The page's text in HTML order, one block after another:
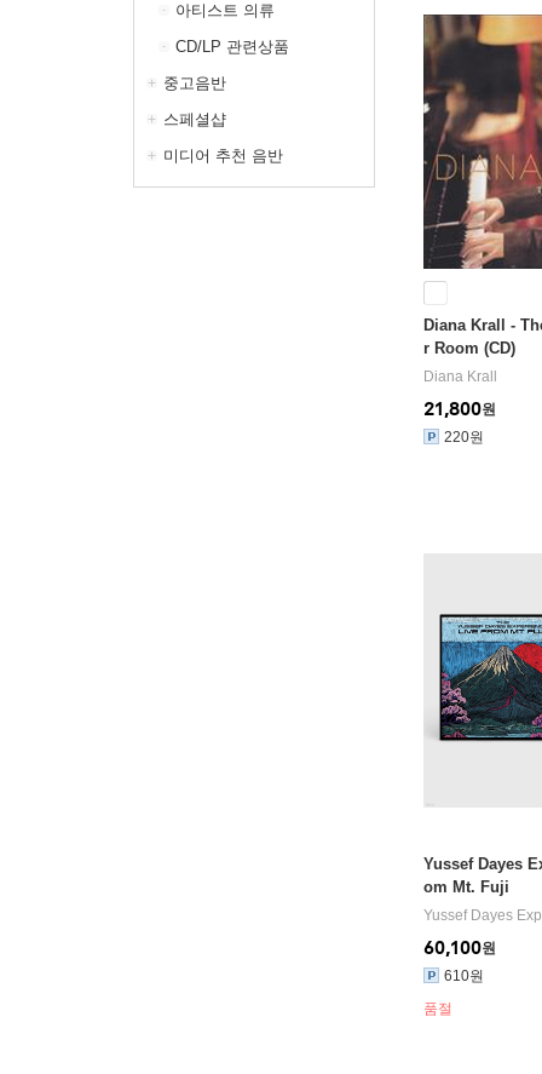
아티스트 의류
CD/LP 관련상품
중고음반
스페셜샵
미디어 추천 음반
Diana Krall -
r Room (CD)
Diana Krall
21,800원
220원
Yussef Dayes
om Mt. Fuji
Yussef Dayes
60,100원
610원
품절